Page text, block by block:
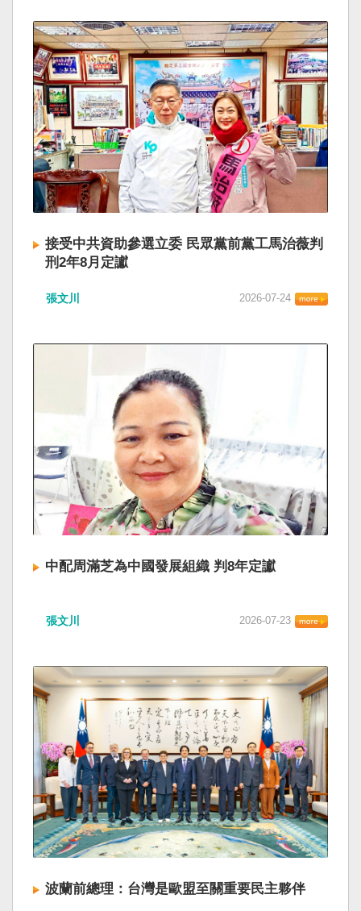
接受中共資助參選立委 民眾黨前黨工馬治薇判
刑2年8月定讞
張文川 2026-07-24
中配周滿芝為中國發展組織 判8年定讞
張文川 2026-07-23
波蘭前總理：台灣是歐盟至關重要民主夥伴